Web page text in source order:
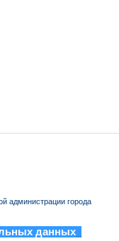
администрации города
данных